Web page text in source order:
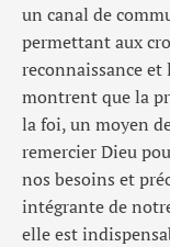
un canal de
permettant aux
reconnaissance et
montrent que la
la foi, un moyen
remercier Dieu
nos besoins et
intégrante de
elle est